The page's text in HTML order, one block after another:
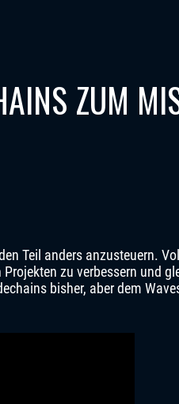
ZUM
Teil anders anzusteuern.
zu verbessern und
bisher, aber dem